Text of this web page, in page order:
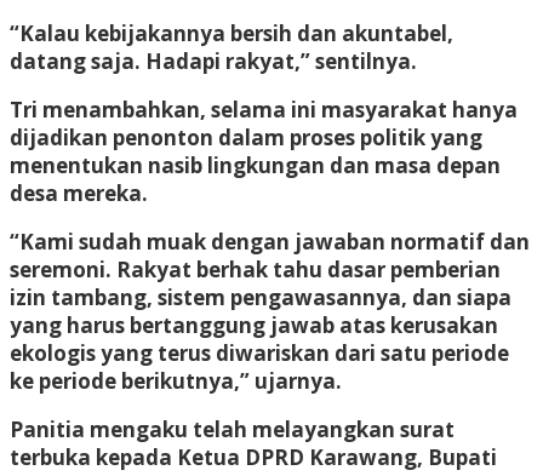
“Kalau kebijakannya bersih dan akuntabel,
datang saja. Hadapi rakyat,” sentilnya.
Tri menambahkan, selama ini masyarakat hanya
dijadikan penonton dalam proses politik yang
menentukan nasib lingkungan dan masa depan
desa mereka.
“Kami sudah muak dengan jawaban normatif dan
seremoni. Rakyat berhak tahu dasar pemberian
izin tambang, sistem pengawasannya, dan siapa
yang harus bertanggung jawab atas kerusakan
ekologis yang terus diwariskan dari satu periode
ke periode berikutnya,” ujarnya.
Panitia mengaku telah melayangkan surat
terbuka kepada Ketua DPRD Karawang, Bupati